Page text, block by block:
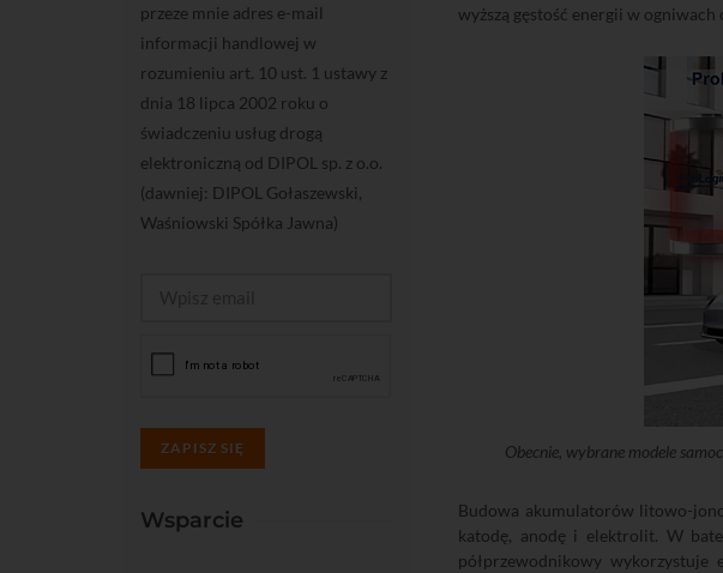
wyższą gęstość energii w
Obecnie, wybrane modele
Budowa akumulatorów litowo-
katodę, anodę i elektrolit. W
półprzewodnikowy
przeze mnie adres e-mail
informacji handlowej w
rozumieniu art. 10 ust. 1 ustawy z
dnia 18 lipca 2002 roku o
świadczeniu usług drogą
elektroniczną od DIPOL sp. z o.o.
(dawniej: DIPOL Gołaszewski,
Waśniowski Spółka Jawna)
ZAPISZ SIĘ
Wsparcie